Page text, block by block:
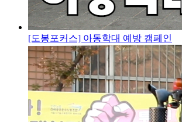
[도봉포커스] 아동학대 예방 캠페인